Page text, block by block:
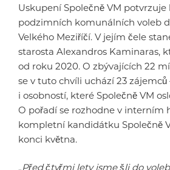
Uskupení Společně VM
podzimních komunálních voleb
Velkého Meziříčí. V jejím čele
starosta Alexandros Kaminaras,
od roku 2020. O zbývajících 22
se v tuto chvíli uchází 23
i osobností, které Společně VM
O pořadí se rozhodne v interním
kompletní kandidátku Společně
konci května.
„Před čtyřmi lety jsme šli do